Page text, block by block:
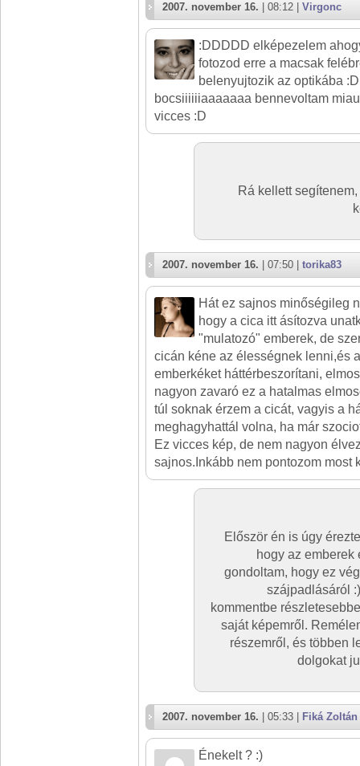
2007. november 16. | 08:12 | Virgonc
:DDDDD elképezelem
fotozod erre a macsak
belenyujtozik az optikába
bocsiiiiiiaaaaaaa bennevoltam
vicces :D
Rá kellett
2007. november 16. | 07:50 | torika83
Hát ez sajnos minőségileg
hogy a cica itt ásítozva
"mulatozó" emberek, de
cicán kéne az élességnek lenni,és
emberkéket háttérbeszorítani,
nagyon zavaró ez a hatalmas
túl soknak érzem a cicát, vagyis a
meghagyhattál volna, ha már
Ez vicces kép, de nem nagyon
sajnos.Inkább nem pontozom most
Először én is úgy
hogy az emberek
gondoltam, hogy ez
szájpadlásáról
kommentbe
saját képemről.
részemről, és többen
dolgokat
2007. november 16. | 05:33 | Fiká Zoltán
Énekelt ? :)